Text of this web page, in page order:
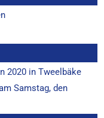
2020 in Tweelbäke
Samstag, den